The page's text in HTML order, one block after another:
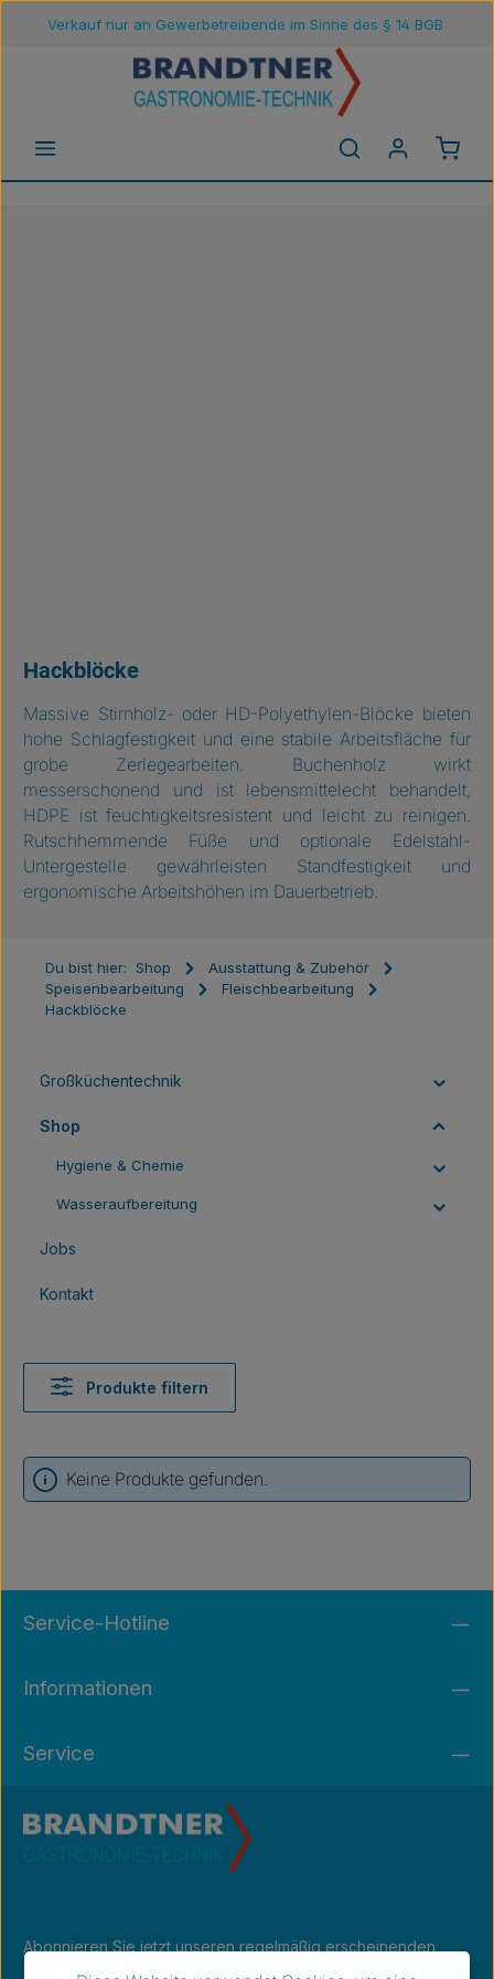
Zum Hauptinhalt springen
Verkauf nur an Gewerbetreibende im Sinne des § 14 BGB
Hackblöcke
Massive Stirnholz- oder HD-Polyethylen-Blöcke bieten
hohe Schlagfestigkeit und eine stabile Arbeitsfläche für
grobe Zerlegearbeiten. Buchenholz wirkt
messerschonend und ist lebensmittelecht behandelt,
HDPE ist feuchtigkeitsresistent und leicht zu reinigen.
Rutschhemmende Füße und optionale Edelstahl-
Untergestelle gewährleisten Standfestigkeit und
ergonomische Arbeitshöhen im Dauerbetrieb.
Du bist hier: Shop
Ausstattung & Zubehör
Speisenbearbeitung
Fleischbearbeitung
Hackblöcke
Großküchentechnik
Shop
Hygiene & Chemie
Wasseraufbereitung
Jobs
Kontakt
Produkte filtern
Keine Produkte gefunden.
Service-Hotline
Informationen
Service
Abonnieren Sie jetzt unseren regelmäßig erscheinenden
Newsletter, um rechtzeitig über neue Produkte und